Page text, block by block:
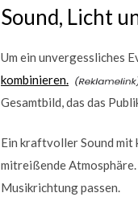
Sound, Licht
Um ein unvergessliches
kombinieren.
Gesamtbild, das das
Ein kraftvoller Sound mit
mitreißende
Musikrichtung passen.